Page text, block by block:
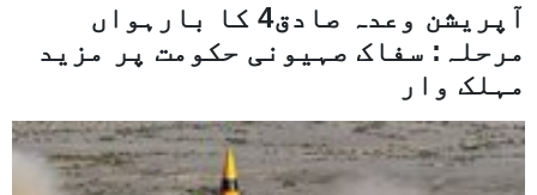
آپریشن وعدہ صادق4 کا بارہواں
مرحلہ: سفاک صہیونی حکومت پر مزید
مہلک وار